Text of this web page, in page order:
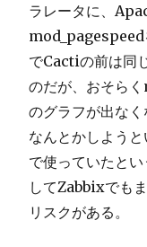
ラレータに、
mod_pagespeed
でCactiの前は同
のだが、おそら
のグラフが出なく
なんとかしよう
で使っていたと
してZabbixでも
リスクがある。